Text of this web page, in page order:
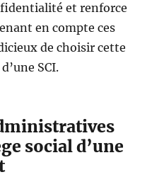
et renforce
en compte ces
de choisir cette
SCI.
social d’une